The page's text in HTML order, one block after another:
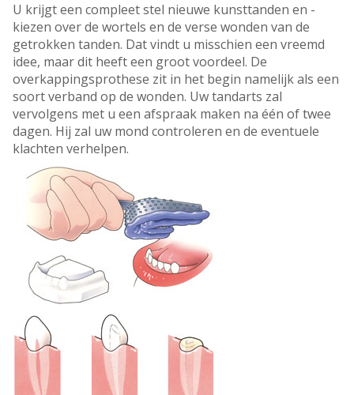
U krijgt een compleet stel nieuwe kunsttanden en -
kiezen over de wortels en de verse wonden van de
getrokken tanden. Dat vindt u misschien een vreemd
idee, maar dit heeft een groot voordeel. De
overkappingsprothese zit in het begin namelijk als een
soort verband op de wonden. Uw tandarts zal
vervolgens met u een afspraak maken na één of twee
dagen. Hij zal uw mond controleren en de eventuele
klachten verhelpen.